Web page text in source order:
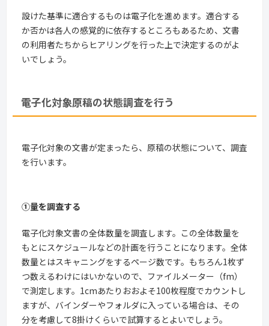
設けた基準に適合するものは電子化を進めます。適合する
か否かは各人の感覚的に依存するところもあるため、文書
の利用者たちからヒアリングを行った上で決定するのがよ
いでしょう。
電子化対象原稿の状態調査を行う
電子化対象の文書が定まったら、原稿の状態について、調査
を行います。
①量を調査する
電子化対象文書の全体数量を調査します。この全体数量を
もとにスケジュールなどの計画を行うことになります。全体
数量とはスキャニングをするページ数です。もちろん1枚ず
つ数えるわけにはいかないので、ファイルメーター（fm）
で測定します。1cmあたりおおよそ100枚程度でカウントし
ますが、バインダーやフォルダに入っている場合は、その
分を考慮して8掛けくらいで試算するとよいでしょう。